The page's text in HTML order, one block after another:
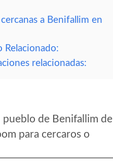
a Benifallim en
Relacionado:
relacionadas:
de Benifallim del
para cercaros o